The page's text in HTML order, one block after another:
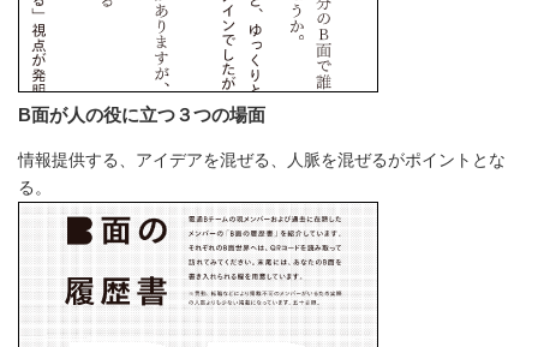
B面が人の役に立つ３つの場面
情報提供する、アイデアを混ぜる、人脈を混ぜるがポイントとな
る。